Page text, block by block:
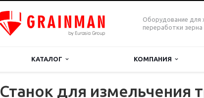
Оборудование для
переработки зерна
КАТАЛОГ КОМПАНИЯ
Станок для измельчения